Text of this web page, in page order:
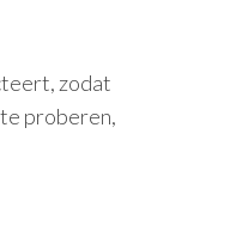
zodat
proberen,